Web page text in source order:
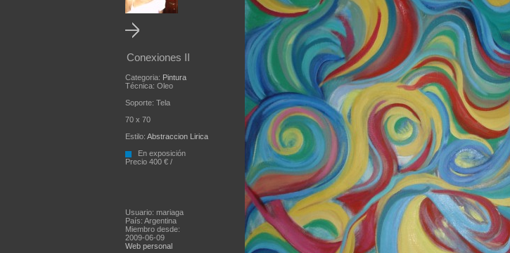
Conexiones II
Categoria: Pintura
Técnica: Oleo
Soporte: Tela
70 x 70
Estilo: Abstraccion Lirica
En exposición
Precio 400 € /
Usuario: mariaga
País: Argentina
Miembro desde:
2009-06-09
Web personal